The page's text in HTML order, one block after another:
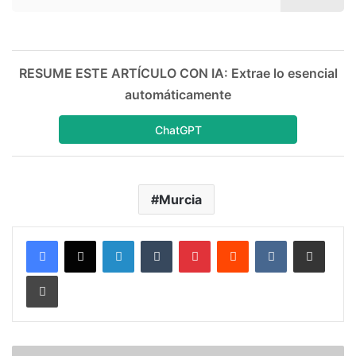
RESUME ESTE ARTÍCULO CON IA: Extrae lo esencial
automáticamente
ChatGPT
Murcia